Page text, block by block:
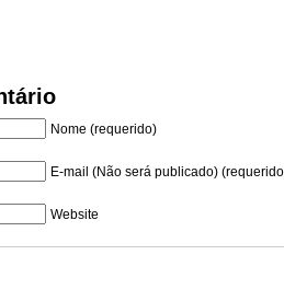
Nome (requerido)
E-mail (Não será publicado)
Website